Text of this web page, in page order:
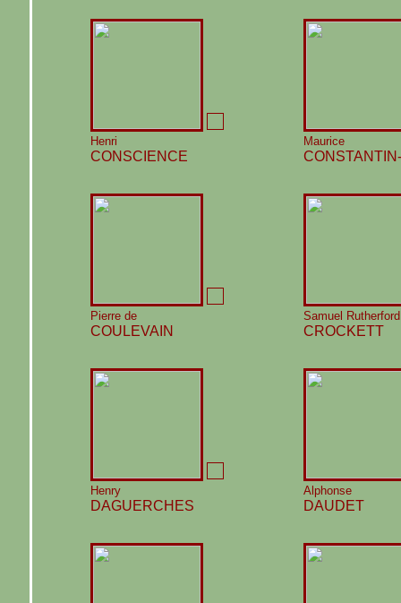
Henri
CONSCIENCE
Maurice
Pierre de
COULEVAIN
Samuel Rutherford
CROCKETT
Henry
DAGUERCHES
Alphonse
DAUDET